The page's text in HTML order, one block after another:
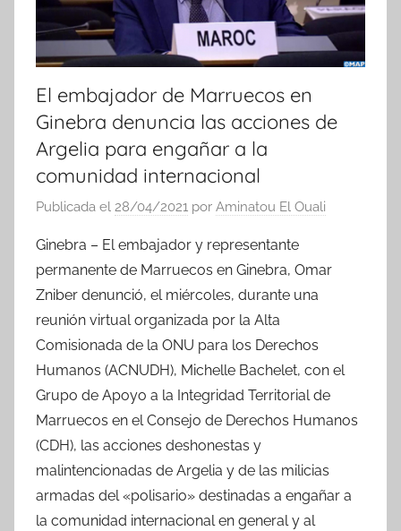
El embajador de Marruecos en
Ginebra denuncia las acciones de
Argelia para engañar a la
comunidad internacional
Publicada el 28/04/2021 por Aminatou El Ouali
Ginebra – El embajador y representante
permanente de Marruecos en Ginebra, Omar
Zniber denunció, el miércoles, durante una
reunión virtual organizada por la Alta
Comisionada de la ONU para los Derechos
Humanos (ACNUDH), Michelle Bachelet, con el
Grupo de Apoyo a la Integridad Territorial de
Marruecos en el Consejo de Derechos Humanos
(CDH), las acciones deshonestas y
malintencionadas de Argelia y de las milicias
armadas del «polisario» destinadas a engañar a
la comunidad internacional en general y al